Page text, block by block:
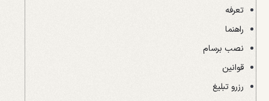
تعرفه
راهنما
نصب برسام
قوانین
رزرو تبلیغ